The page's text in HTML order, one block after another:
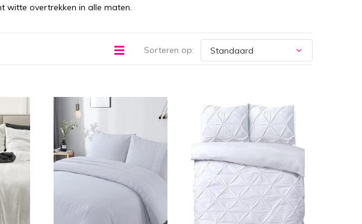
witte overtrekken in alle maten.
Sorteren op: